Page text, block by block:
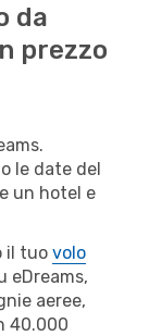
da
prezzo
le date del
un hotel e
il tuo volo
eDreams,
aeree,
40.000